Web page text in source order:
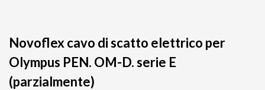
Novoflex cavo di scatto elettrico per
Olympus PEN. OM-D. serie E
(parzialmente)